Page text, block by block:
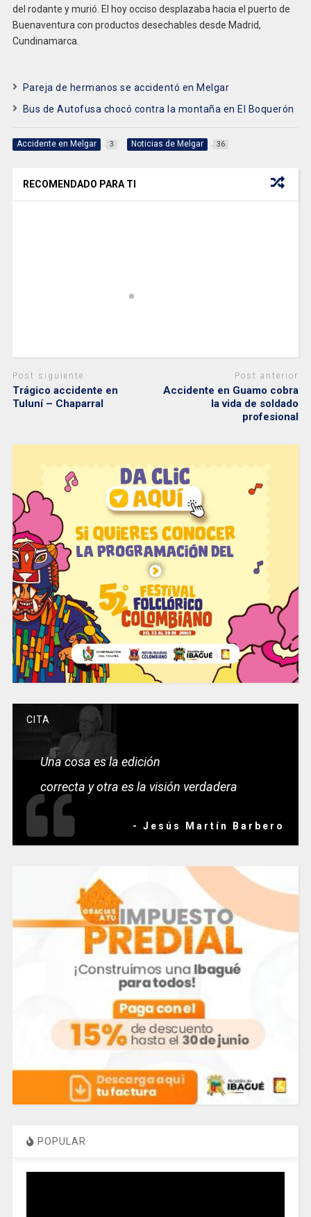
del rodante y murió. El hoy occiso desplazaba hacia el puerto de
Buenaventura con productos desechables desde Madrid,
Cundinamarca.
Pareja de hermanos se accidentó en Melgar
Bus de Autofusa chocó contra la montaña en El Boquerón
Accidente en Melgar 3 Noticias de Melgar 36
RECOMENDADO PARA TI
Post siguiente
Trágico accidente en
Tuluní – Chaparral
Post anterior
Accidente en Guamo cobra
la vida de soldado
profesional
CITA
Una cosa es la edición
correcta y otra es la visión verdadera
- Jesús Martín Barbero
POPULAR